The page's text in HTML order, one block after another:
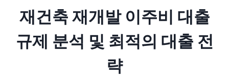
재건축 재개발 이주비 대출
규제 분석 및 최적의 대출 전
략